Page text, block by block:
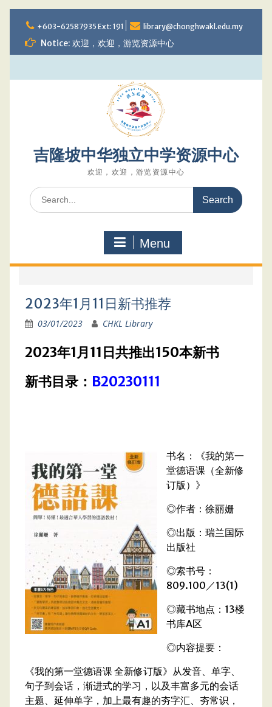
to
content
+603-62587935 Ext: 191 library@chonghwakl.edu.my
Notice: 欢迎，欢迎，游览资源中心
吉隆坡中华独立中学资源中心
欢迎，欢迎，游览资源中心
Search
for:
Menu
2023年1月11日新书推荐
03/01/2023 CHKL Library
2023年1月11日共推出150本新书
新书目录： B20230111
书名：《我的第一
堂德语课（全新修
订版）》
◎作者：徐丽姗
◎出版：瑞兰国际
出版社
◎索书号：
809.100／13(1)
◎藏书地点：13楼
书库A区
◎内容提要：
《我的第一堂德语课 全新修订版》从发音、单字、
句子到会话，渐进式的学习，以及丰富多元的会话
主题、延伸单字，加上最有趣的夯字汇、夯常识，